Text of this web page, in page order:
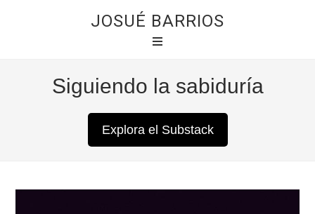
JOSUÉ BARRIOS
Siguiendo la sabiduría
Explora el Substack